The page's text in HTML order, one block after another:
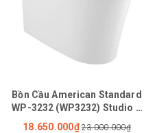
Bồn Cầu American Standard
WP-3232 (WP3232) Studio S
1 Khối Không Két Nước
18.650.000₫ 23.000.000₫